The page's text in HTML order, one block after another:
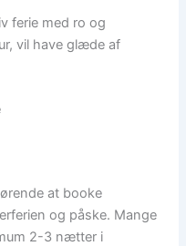
ferie med ro og
vil have glæde af
at booke
og påske. Mange
2-3 nætter i